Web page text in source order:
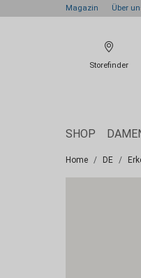
Magazin Über
Storefinder
SHOP
Home DE